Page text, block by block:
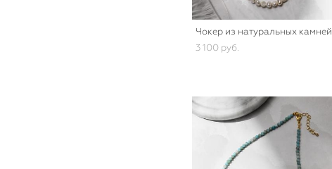
Чокер из натуральных камней
3 100 pуб.